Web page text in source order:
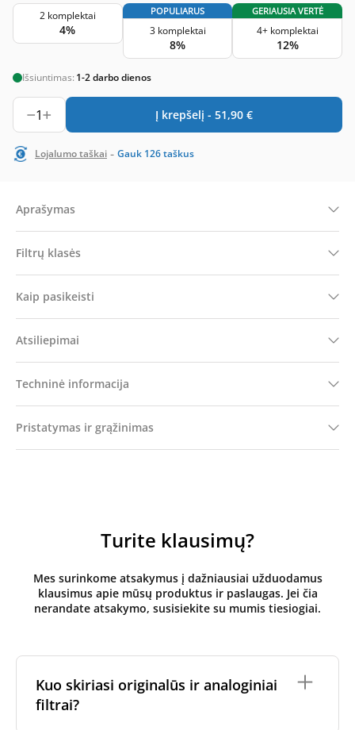
2 komplektai
4%
POPULIARUS
3 komplektai
8%
GERIAUSIA VERTĖ
4+ komplektai
12%
Išsiuntimas: 1-2 darbo dienos
1 Į krepšelį - 51,90 €
Lojalumo taškai - Gauk 126taškus
Aprašymas
Filtrų klasės
Kaip pasikeisti
Atsiliepimai
Techninė informacija
Pristatymas ir grąžinimas
Turite klausimų?
Mes surinkome atsakymus į dažniausiai užduodamus
klausimus apie mūsų produktus ir paslaugas. Jei čia
nerandate atsakymo, susisiekite su mumis tiesiogiai.
Kuo skiriasi originalūs ir analoginiai
filtrai?